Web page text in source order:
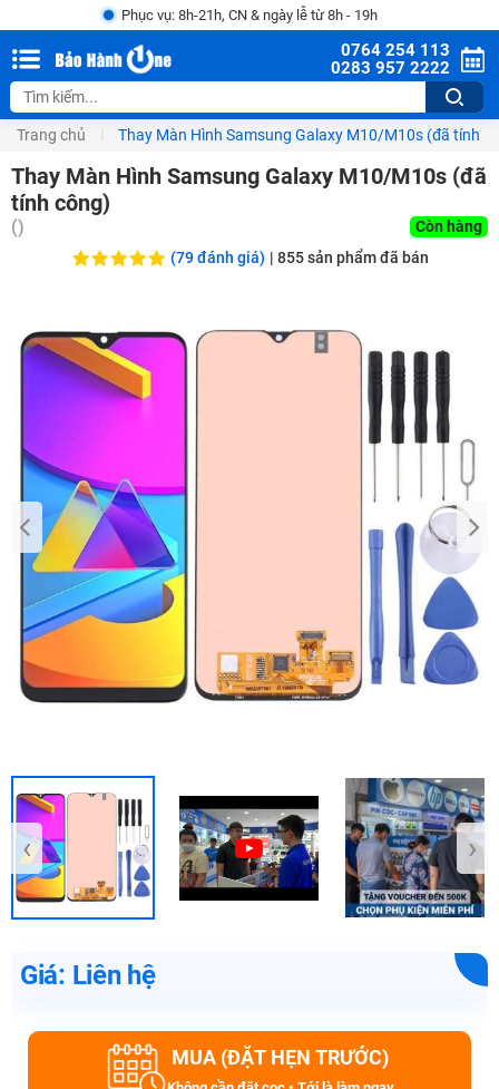
Phục vụ: 8h-21h, CN & ngày lễ từ 8h - 19h
0764 254 113
0283 957 2222
Trang chủ Thay Màn Hình Samsung Galaxy M10/M10s (đã tính
Thay Màn Hình Samsung Galaxy M10/M10s (đã
tính công)
()
Còn hàng
(79 đánh giá) | 855sản phẩm đã bán
‹ ›
Giá: Liên hệ
MUA (ĐẶT HẸN TRƯỚC)